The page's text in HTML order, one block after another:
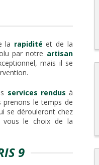
la rapiditéet de la
par notre artisan
mais il se
services rendus à
prenons le temps de
se dérouleront chez
le choix de la
9